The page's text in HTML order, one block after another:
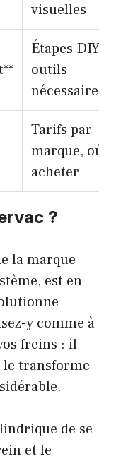
visuelles
Étapes DIY,
outils
nécessaires
Tarifs par
marque, où
acheter
?
la marque
est en
y comme à
freins : il
transforme
de se
et le